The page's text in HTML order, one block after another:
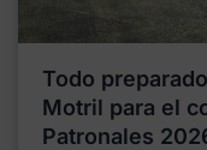
Todo
Motril para el
Patronales